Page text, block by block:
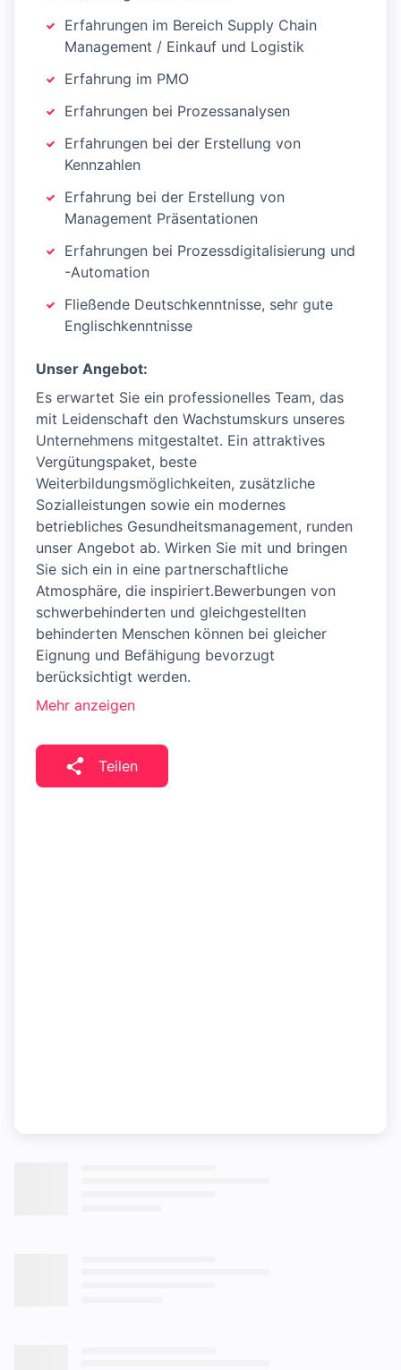
Erfahrungen im Bereich Supply Chain
Management / Einkauf und Logistik
Erfahrung im PMO
Erfahrungen bei Prozessanalysen
Erfahrungen bei der Erstellung von
Kennzahlen
Erfahrung bei der Erstellung von
Management Präsentationen
Erfahrungen bei Prozessdigitalisierung und
-Automation
Fließende Deutschkenntnisse, sehr gute
Englischkenntnisse
Unser Angebot:
Es erwartet Sie ein professionelles Team, das
mit Leidenschaft den Wachstumskurs unseres
Unternehmens mitgestaltet. Ein attraktives
Vergütungspaket, beste
Weiterbildungsmöglichkeiten, zusätzliche
Sozialleistungen sowie ein modernes
betriebliches Gesundheitsmanagement, runden
unser Angebot ab. Wirken Sie mit und bringen
Sie sich ein in eine partnerschaftliche
Atmosphäre, die inspiriert.Bewerbungen von
schwerbehinderten und gleichgestellten
behinderten Menschen können bei gleicher
Eignung und Befähigung bevorzugt
berücksichtigt werden.
Mehr anzeigen
Teilen